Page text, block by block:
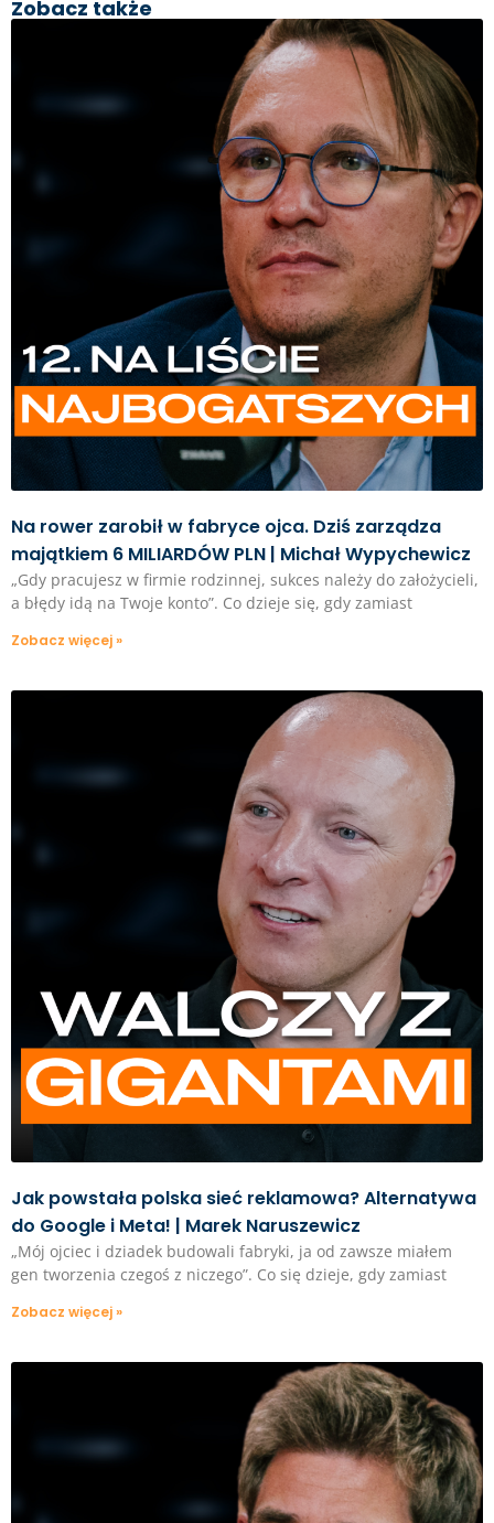
Zobacz także
Na rower zarobił w fabryce ojca. Dziś zarządza
majątkiem 6 MILIARDÓW PLN | Michał Wypychewicz
„Gdy pracujesz w firmie rodzinnej, sukces należy do założycieli,
a błędy idą na Twoje konto”. Co dzieje się, gdy zamiast
Zobacz więcej »
Jak powstała polska sieć reklamowa? Alternatywa
do Google i Meta! | Marek Naruszewicz
„Mój ojciec i dziadek budowali fabryki, ja od zawsze miałem
gen tworzenia czegoś z niczego”. Co się dzieje, gdy zamiast
Zobacz więcej »